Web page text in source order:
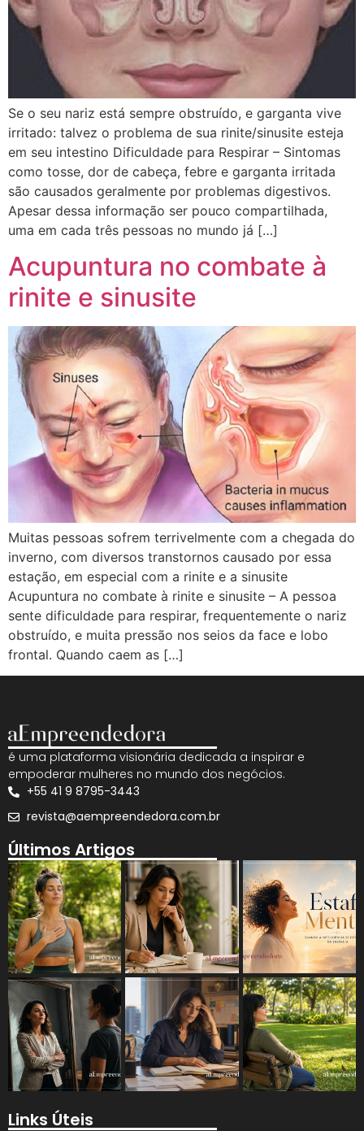
Se o seu nariz está sempre obstruído, e garganta vive
irritado: talvez o problema de sua rinite/sinusite esteja
em seu intestino Dificuldade para Respirar – Sintomas
como tosse, dor de cabeça, febre e garganta irritada
são causados geralmente por problemas digestivos.
Apesar dessa informação ser pouco compartilhada,
uma em cada três pessoas no mundo já […]
Acupuntura no combate à
rinite e sinusite
Muitas pessoas sofrem terrivelmente com a chegada do
inverno, com diversos transtornos causado por essa
estação, em especial com a rinite e a sinusite
Acupuntura no combate à rinite e sinusite – A pessoa
sente dificuldade para respirar, frequentemente o nariz
obstruído, e muita pressão nos seios da face e lobo
frontal. Quando caem as […]
é uma plataforma visionária dedicada a inspirar e
empoderar mulheres no mundo dos negócios.
+55 41 9 8795-3443
revista@aempreendedora.com.br
Últimos Artigos
Links Úteis